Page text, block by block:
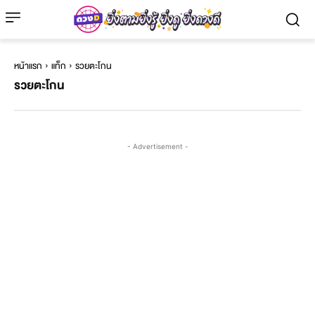
หน้าแรก แท็ก รวยตะโกน
รวยตะโกน
- Advertisement -